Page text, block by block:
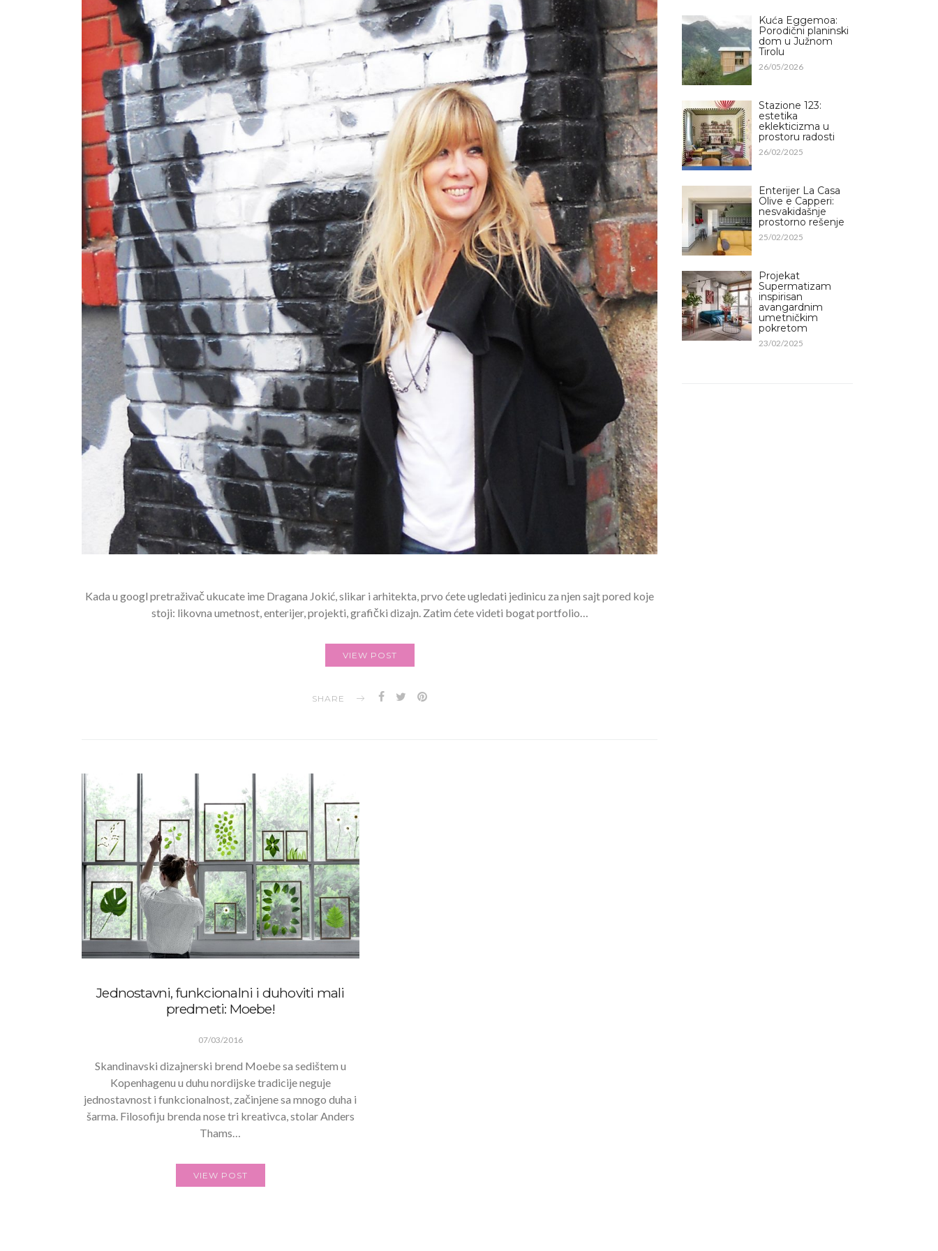
Kada u googl pretraživač ukucate ime Dragana Jokić, slikar i arhitekta, prvo ćete ugledati jedinicu za njen sajt pored koje
stoji: likovna umetnost, enterijer, projekti, grafički dizajn. Zatim ćete videti bogat portfolio…
VIEW POST
SHARE
Jednostavni, funkcionalni i duhoviti mali
predmeti: Moebe!
07/03/2016
Skandinavski dizajnerski brend Moebe sa sedištem u
Kopenhagenu u duhu nordijske tradicije neguje
jednostavnost i funkcionalnost, začinjene sa mnogo duha i
šarma. Filosofiju brenda nose tri kreativca, stolar Anders
Thams…
VIEW POST
Kuća Eggemoa:
Porodični planinski
dom u Južnom
Tirolu
26/05/2026
Stazione 123:
estetika
eklekticizma u
prostoru radosti
26/02/2025
Enterijer La Casa
Olive e Capperi:
nesvakidašnje
prostorno rešenje
25/02/2025
Projekat
Supermatizam
inspirisan
avangardnim
umetničkim
pokretom
23/02/2025